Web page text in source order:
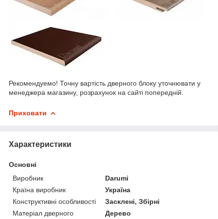
Рекомендуемо! Точну вартість дверного блоку уточнювати у
менеджера магазину, розрахунок на сайті попередній.
Приховати
Характеристики
Основні
Виробник
Darumi
Країна виробник
Україна
Конструктивні особливості
Засклені, Збірні
Матеріал дверного
Дерево